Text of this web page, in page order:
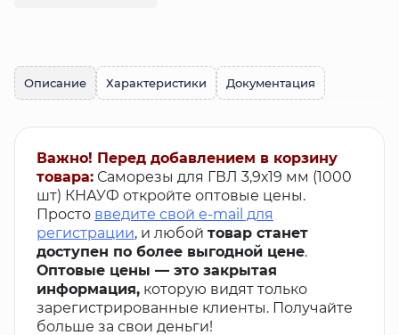
Описание Характеристики Документация
Важно! Перед добавлением в корзину
товара: Саморезы для ГВЛ 3,9х19 мм (1000
шт) КНАУФ откройте оптовые цены.
Просто введите свой e-mail для
регистрации, и любой товар станет
доступен по более выгодной цене.
Оптовые цены — это закрытая
информация, которую видят только
зарегистрированные клиенты. Получайте
больше за свои деньги!